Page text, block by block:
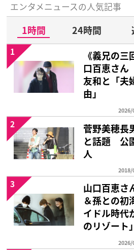
エンタメニュースの人気記事
1時間 24時間
《義兄の
口百恵さん
友和と「夫
由」
2026/
1
菅野美穂長
と話題 公
人
2018/
2
山口百恵
＆孫との初
イドル時代
のリゾート」
2026/
3